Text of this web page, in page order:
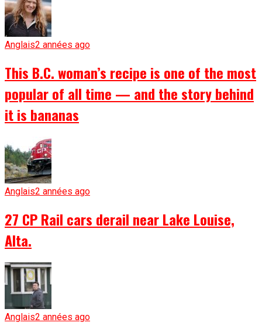
Anglais2 années ago
This B.C. woman’s recipe is one of the most
popular of all time — and the story behind
it is bananas
Anglais2 années ago
27 CP Rail cars derail near Lake Louise,
Alta.
Anglais2 années ago